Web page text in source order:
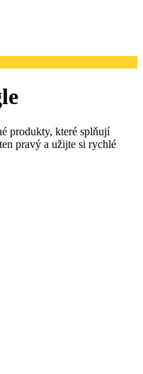
produkty, které splňují
pravý a užijte si rychlé